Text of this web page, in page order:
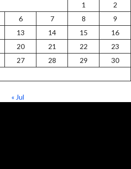
1
2
6 7 8
9
13 14 15
16
20 21 22
23
27 28 29
30
« Jul